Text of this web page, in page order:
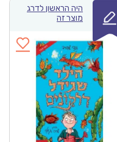
היה הראשון לדרג
מוצר זה